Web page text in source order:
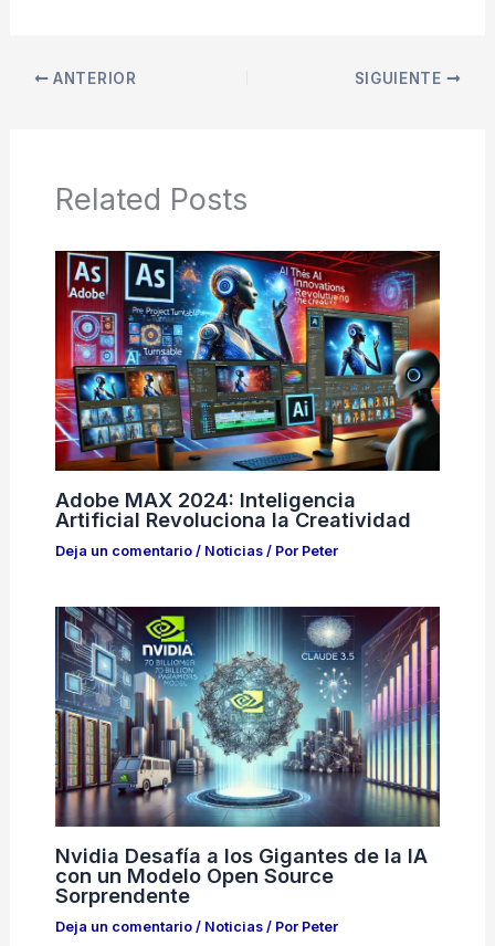
ANTERIOR SIGUIENTE
Related Posts
Adobe MAX 2024: Inteligencia
Artificial Revoluciona la Creatividad
Deja un comentario / Noticias/ Por Peter
Nvidia Desafía a los Gigantes de la IA
con un Modelo Open Source
Sorprendente
Deja un comentario / Noticias/ Por Peter